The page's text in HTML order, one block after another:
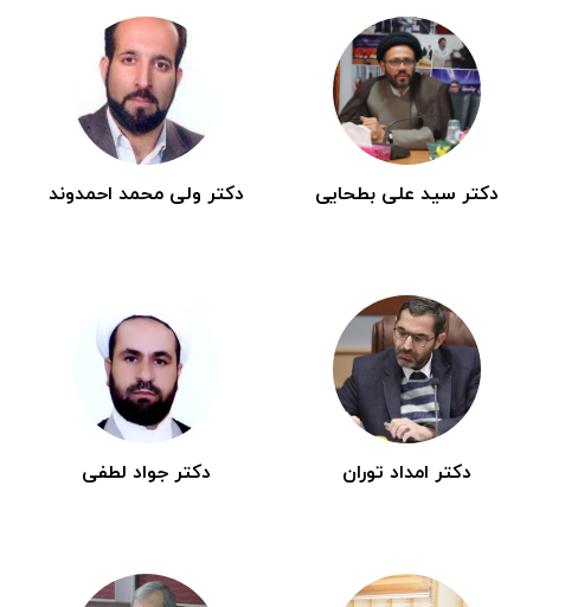
دکتر سید علی بطحایی دکتر ولی محمد احمدوند
دکتر امداد توران دکتر جواد لطفی